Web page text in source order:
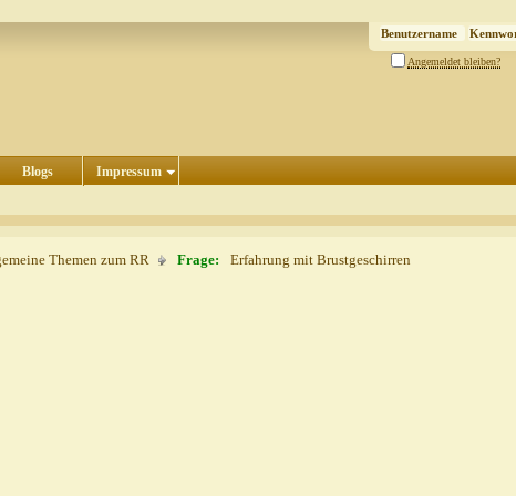
Angemeldet bleiben?
Blogs Impressum
Themen zum RR Frage: Erfahrung mit Brustgeschirren